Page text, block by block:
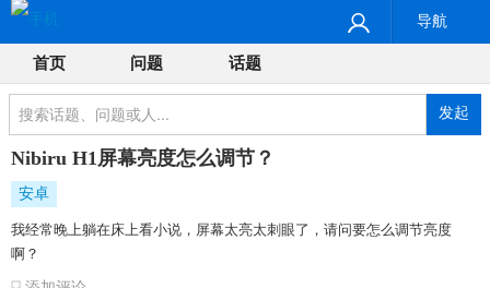
导航
首页 问题 话题
发起
Nibiru H1屏幕亮度怎么调节？
安卓
我经常晚上躺在床上看小说，屏幕太亮太刺眼了，请问要怎么调节亮度
啊？